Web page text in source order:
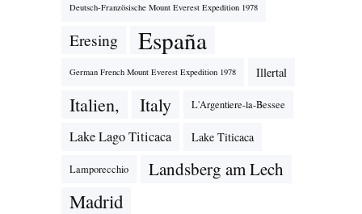
Deutsch-Französische Mount Everest Expedition 1978
Eresing España
German French Mount Everest Expedition 1978 Illertal
Italien, Italy L'Argentiere-la-Bessee
Lake Lago Titicaca Lake Titicaca
Lamporecchio Landsberg am Lech
Madrid